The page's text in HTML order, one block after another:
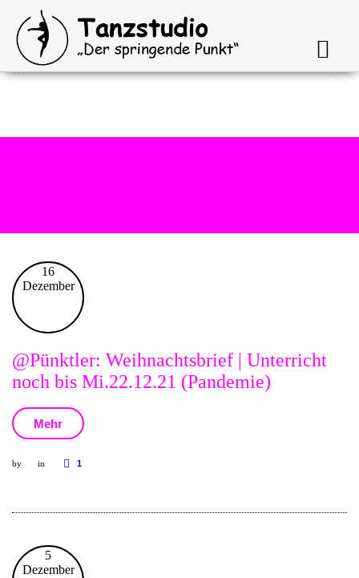
16
Dezember
@Pünktler: Weihnachtsbrief | Unterricht
noch bis Mi.22.12.21 (Pandemie)
Mehr
by in 1
5
Dezember